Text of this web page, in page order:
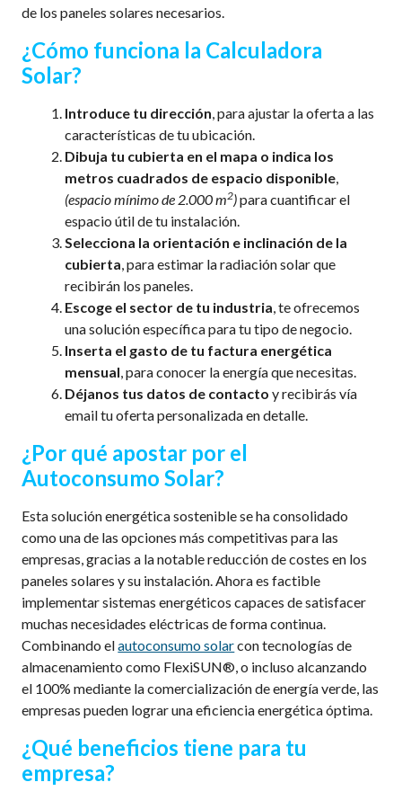
de los paneles solares necesarios.
¿Cómo funciona la Calculadora
Solar?
Introduce tu dirección, para ajustar la oferta a las
características de tu ubicación.
Dibuja tu cubierta en el mapa o indica los
metros cuadrados de espacio disponible,
(espacio mínimo de 2.000 m2)para cuantificar el
espacio útil de tu instalación.
Selecciona la orientación e inclinación de la
cubierta,para estimar la radiación solar que
recibirán los paneles.
Escoge el sector de tu industria, te ofrecemos
una solución específica para tu tipo de negocio.
Inserta el gasto de tu factura energética
mensual, paraconocer la energía que necesitas.
Déjanos tus datos de contactoy recibirás vía
email tu oferta personalizada en detalle.
¿Por qué apostar por el
Autoconsumo Solar?
Esta solución energética sostenible se ha consolidado
como una de lasopciones más competitivas para las
empresas, graciasa lanotablereducción de costes en los
paneles solares ysu instalación.Ahora es factible
implementar sistemas energéticos capaces de satisfacer
muchas necesidades eléctricas de forma continua.
Combinando elautoconsumo solarcontecnologíasde
almacenamiento como FlexiSUN®,o incluso alcanzando
el 100%mediante la comercialización de energía verde, las
empresas pueden lograr una eficiencia energética óptima.
¿Qué beneficios tiene para tu
empresa?